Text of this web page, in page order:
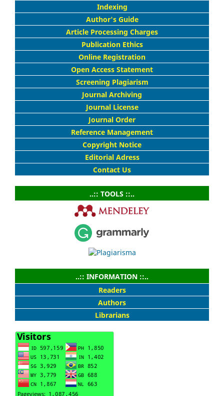
Indexing
Author's Guide
Article Processing Charges
Publication Ethics
Online Registration
Open Access Statement
Screening Plagiarism
Journal Archiving
Journal License
Journal Order
Reference Management
Copyright Notice
Editorial Adress
Contact Us
..:: TOOLS ::..
..:: INFORMATION ::..
Readers
Authors
Librarians